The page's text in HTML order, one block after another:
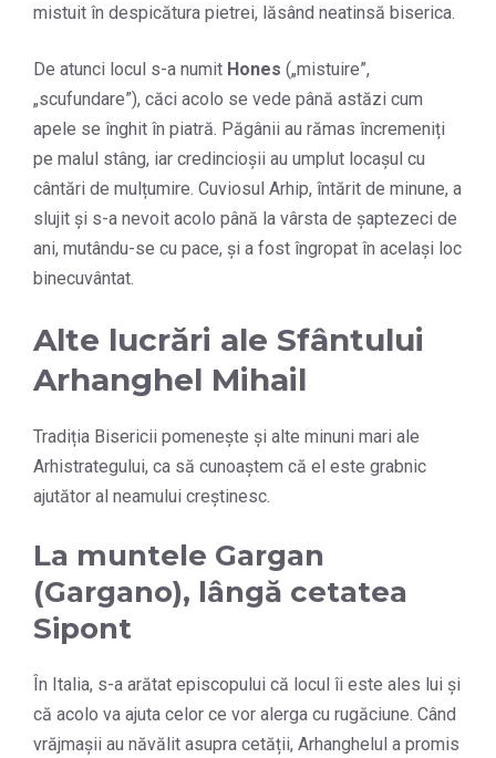
mistuit în despicătura pietrei, lăsând neatinsă biserica.
De atunci locul s-a numit Hones („mistuire”,
„scufundare”), căci acolo se vede până astăzi cum
apele se înghit în piatră. Păgânii au rămas încremeniți
pe malul stâng, iar credincioșii au umplut locașul cu
cântări de mulțumire. Cuviosul Arhip, întărit de minune, a
slujit și s-a nevoit acolo până la vârsta de șaptezeci de
ani, mutându-se cu pace, și a fost îngropat în același loc
binecuvântat.
Alte lucrări ale Sfântului
Arhanghel Mihail
Tradiția Bisericii pomenește și alte minuni mari ale
Arhistrategului, ca să cunoaștem că el este grabnic
ajutător al neamului creștinesc.
La muntele Gargan
(Gargano), lângă cetatea
Sipont
În Italia, s-a arătat episcopului că locul îi este ales lui și
că acolo va ajuta celor ce vor alerga cu rugăciune. Când
vrăjmașii au năvălit asupra cetății, Arhanghelul a promis